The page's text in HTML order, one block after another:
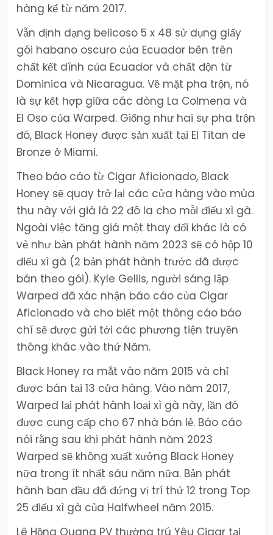
hàng kể từ năm 2017.
Vẫn định dạng belicoso 5 x 48 sử dụng giấy
gói habano oscuro của Ecuador bên trên
chất kết dính của Ecuador và chất độn từ
Dominica và Nicaragua. Về mặt pha trộn, nó
là sự kết hợp giữa các dòng La Colmena và
El Oso của Warped. Giống như hai sự pha trộn
đó, Black Honey được sản xuất tại El Titan de
Bronze ở Miami.
Theo báo cáo từ Cigar Aficionado, Black
Honey sẽ quay trở lại các cửa hàng vào mùa
thu này với giá là 22 đô la cho mỗi điếu xì gà.
Ngoài việc tăng giá một thay đổi khác là có
vẻ như bản phát hành năm 2023 sẽ có hộp 10
điếu xì gà (2 bản phát hành trước đã được
bán theo gói). Kyle Gellis, người sáng lập
Warped đã xác nhận báo cáo của Cigar
Aficionado và cho biết một thông cáo báo
chí sẽ được gửi tới các phương tiện truyền
thông khác vào thứ Năm.
Black Honey ra mắt vào năm 2015 và chỉ
được bán tại 13 cửa hàng. Vào năm 2017,
Warped lại phát hành loại xì gà này, lần đó
được cung cấp cho 67 nhà bán lẻ. Báo cáo
nói rằng sau khi phát hành năm 2023
Warped sẽ không xuất xưởng Black Honey
nữa trong ít nhất sáu năm nữa. Bản phát
hành ban đầu đã đứng vị trí thứ 12 trong Top
25 điếu xì gà của Halfwheel năm 2015.